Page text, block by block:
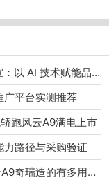
2026年福建 GEO 软文发稿服务商｜慧品宣：以 AI 技术赋能品牌全域传播
广平台实测推荐
跑风云A9满电上市
路径与采购验证
从理工男转向年轻人的“同行者”，这台风云A9奇瑞造的有多用心？